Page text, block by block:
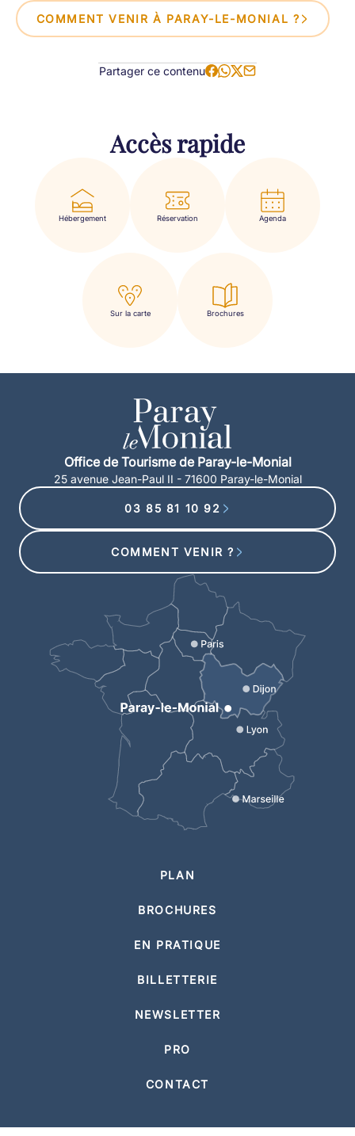
COMMENT VENIR À PARAY-LE-MONIAL ?
Partager ce contenu
Accès rapide
Hébergement Réservation Agenda
Sur la carte Brochures
Office de Tourisme de Paray-le-Monial
25 avenue Jean-Paul II - 71600 Paray-le-Monial
03 85 81 10 92
COMMENT VENIR ?
PLAN
BROCHURES
EN PRATIQUE
BILLETTERIE
NEWSLETTER
PRO
CONTACT